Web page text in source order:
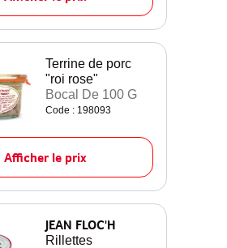
Terrine de porc
"roi rose"
Bocal De 100 G
Code : 198093
Afficher le prix
JEAN FLOC'H
Rillettes